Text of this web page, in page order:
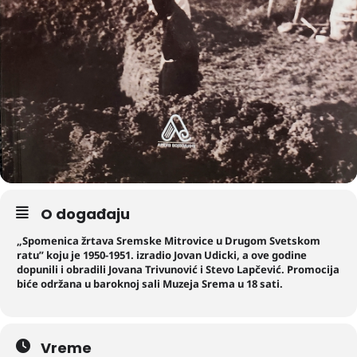
O događaju
„Spomenica žrtava Sremske Mitrovice u Drugom Svetskom
ratu” koju je 1950-1951. izradio Jovan Udicki, a ove godine
dopunili i obradili Jovana Trivunović i Stevo Lapčević. Promocija
biće održana u baroknoj sali Muzeja Srema u 18 sati.
Vreme